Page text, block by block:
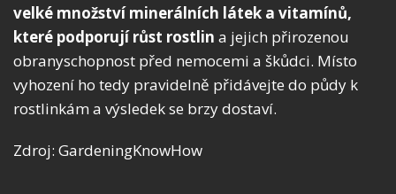
velké množství minerálních látek a vitamínů,
které podporují růst rostlin a jejich přirozenou
obranyschopnost před nemocemi a škůdci. Místo
vyhození ho tedy pravidelně přidávejte do půdy k
rostlinkám a výsledek se brzy dostaví.
Zdroj: GardeningKnowHow